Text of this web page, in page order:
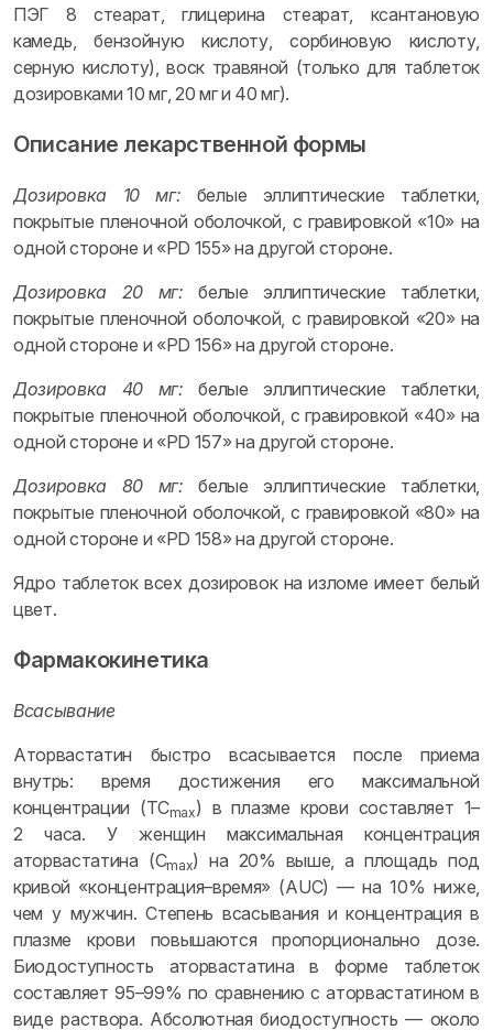
ПЭГ 8 стеарат, глицерина стеарат, ксантановую
камедь, бензойную кислоту, сорбиновую кислоту,
серную кислоту), воск травяной (только для таблеток
дозировками 10 мг, 20 мг и 40 мг).
Описание лекарственной формы
Дозировка 10 мг: белые эллиптические таблетки,
покрытые пленочной оболочкой, с гравировкой «10» на
одной стороне и «PD 155» на другой стороне.
Дозировка 20 мг: белые эллиптические таблетки,
покрытые пленочной оболочкой, с гравировкой «20» на
одной стороне и «PD 156» на другой стороне.
Дозировка 40 мг: белые эллиптические таблетки,
покрытые пленочной оболочкой, с гравировкой «40» на
одной стороне и «PD 157» на другой стороне.
Дозировка 80 мг: белые эллиптические таблетки,
покрытые пленочной оболочкой, с гравировкой «80» на
одной стороне и «PD 158» на другой стороне.
Ядро таблеток всех дозировок на изломе имеет белый
цвет.
Фармакокинетика
Всасывание
Аторвастатин быстро всасывается после приема
внутрь: время достижения его максимальной
концентрации (TCmax) в плазме крови составляет 1–
2 часа. У женщин максимальная концентрация
аторвастатина (Cmax) на 20% выше, а площадь под
кривой «концентрация–время» (AUC) — на 10% ниже,
чем у мужчин. Степень всасывания и концентрация в
плазме крови повышаются пропорционально дозе.
Биодоступность аторвастатина в форме таблеток
составляет 95–99% по сравнению с аторвастатином в
виде раствора. Абсолютная биодоступность — около